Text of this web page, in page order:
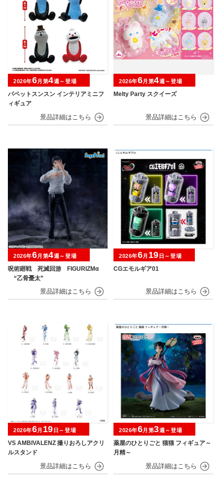
パペットスンスン インテリアミニフ
ィギュア
2026年6月第4週～登場
Melty Party スクイーズ
2026年6月第4週～登場
呪術廻戦 死滅回游 FIGURIZMα
“乙骨憂太”
2026年6月第4週～登場
CGエモルギア01
2026年6月 19 日～登場
VS AMBIVALENZ 撮りおろしアクリ
ルスタンド
2026年6月 19 日～登場
薬屋のひとりごと 猫猫 フィギュア～
月精～
2026年6月第3週～登場